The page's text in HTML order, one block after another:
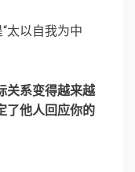
太以自我为中
关系变得越来越
了他人回应你的